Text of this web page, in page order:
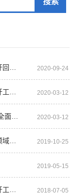
见 2020-09-24
知 2020-03-12
见》 2020-03-12
通知 2019-10-25
2019-05-15
知 2018-07-05